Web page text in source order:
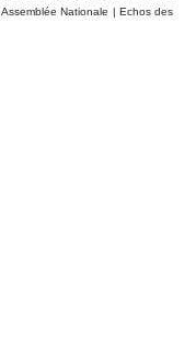
Assemblée Nationale | Echos des